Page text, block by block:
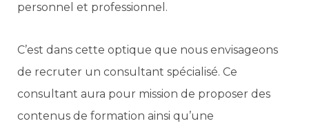
personnel et professionnel.
C’est dans cette optique que nous envisageons
de recruter un consultant spécialisé. Ce
consultant aura pour mission de proposer des
contenus de formation ainsi qu’une